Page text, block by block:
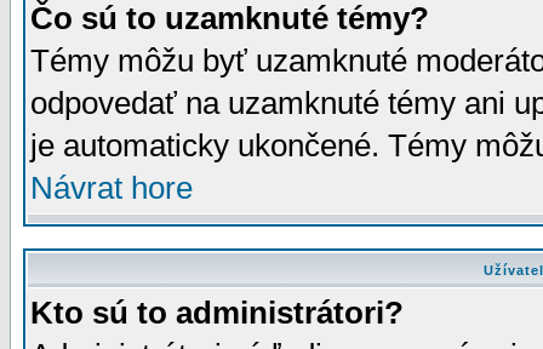
Čo sú to uzamknuté témy?
Témy môžu byť uzamknuté
odpovedať na uzamknuté témy ani
je automaticky ukončené. Témy
Návrat hore
Kto sú to administrátori?